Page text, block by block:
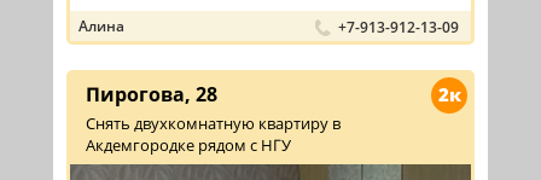
Алина +7-913-912-13-09
2к
Пирогова, 28
Снять двухкомнатную квартиру в
Акдемгородке рядом с НГУ